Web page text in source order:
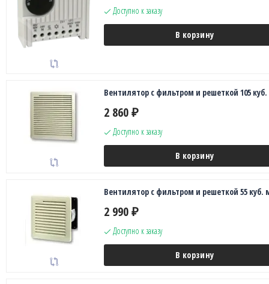
Доступно к заказу
В корзину
Вентилятор с фильтром и решеткой 105
2 860 ₽
Доступно к заказу
В корзину
Вентилятор с фильтром и решеткой 55 куб.
2 990 ₽
Доступно к заказу
В корзину